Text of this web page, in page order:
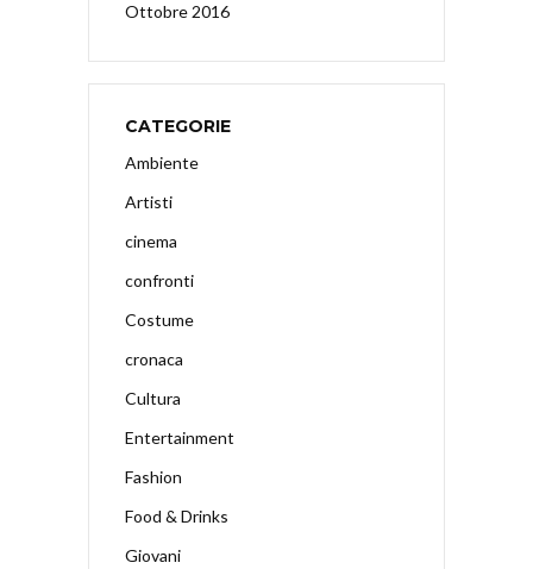
Ottobre 2016
CATEGORIE
Ambiente
Artisti
cinema
confronti
Costume
cronaca
Cultura
Entertainment
Fashion
Food & Drinks
Giovani